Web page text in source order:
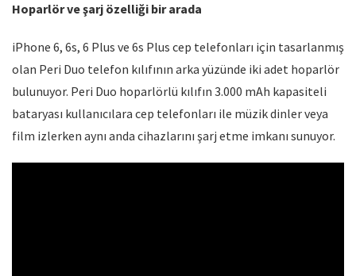
Hoparlör ve şarj özelliği bir arada
iPhone 6, 6s, 6 Plus ve 6s Plus cep telefonları için tasarlanmış
olan Peri Duo telefon kılıfının arka yüzünde iki adet hoparlör
bulunuyor. Peri Duo hoparlörlü kılıfın 3.000 mAh kapasiteli
bataryası kullanıcılara cep telefonları ile müzik dinler veya
film izlerken aynı anda cihazlarını şarj etme imkanı sunuyor.